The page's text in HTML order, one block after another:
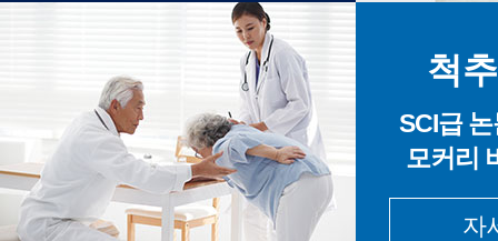
척
SCI급
모커리
자